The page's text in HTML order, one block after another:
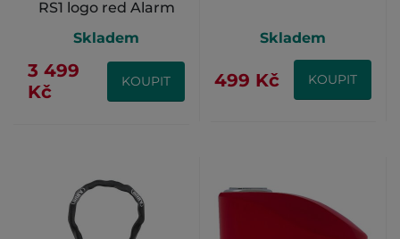
RS1 logo red Alarm
Skladem
3 499
Kč
KOUPIT
Skladem
499 Kč KOUPIT